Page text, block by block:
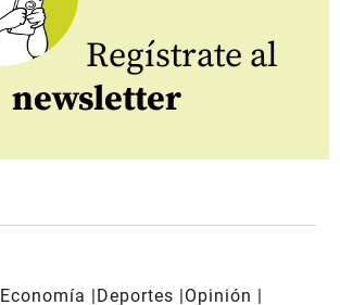
Regístrate al
newsletter
Economía Deportes
Opinión